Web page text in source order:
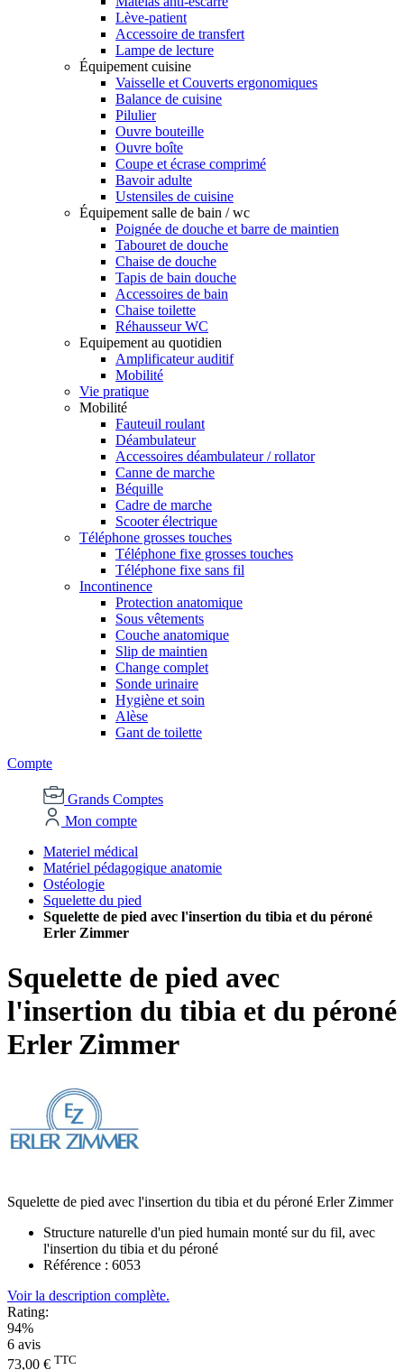
Lève-patient
Accessoire de transfert
Lampe de lecture
Équipement cuisine
Vaisselle et Couverts ergonomiques
Balance de cuisine
Pilulier
Ouvre bouteille
Ouvre boîte
Coupe et écrase comprimé
Bavoir adulte
Ustensiles de cuisine
Équipement salle de bain / wc
Poignée de douche et barre de maintien
Tabouret de douche
Chaise de douche
Tapis de bain douche
Accessoires de bain
Chaise toilette
Réhausseur WC
Equipement au quotidien
Amplificateur auditif
Mobilité
Vie pratique
Mobilité
Fauteuil roulant
Déambulateur
Accessoires déambulateur / rollator
Canne de marche
Béquille
Cadre de marche
Scooter électrique
Téléphone grosses touches
Téléphone fixe grosses touches
Téléphone fixe sans fil
Incontinence
Protection anatomique
Sous vêtements
Couche anatomique
Slip de maintien
Change complet
Sonde urinaire
Hygiène et soin
Alèse
Gant de toilette
Compte
Grands Comptes
Mon compte
Materiel médical
Matériel pédagogique anatomie
Ostéologie
Squelette du pied
Squelette de pied avec l'insertion du tibia et du péroné
Erler Zimmer
Squelette de pied avec
l'insertion du tibia et du péroné
Erler Zimmer
Squelette de pied avec l'insertion du tibia et du péroné Erler Zimmer
Structure naturelle d'un pied humain monté sur du fil, avec
l'insertion du tibia et du péroné
Référence : 6053
Voir la description complète.
Rating:
94%
6 avis
73,00 € TTC